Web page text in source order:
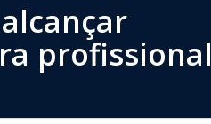
profissional